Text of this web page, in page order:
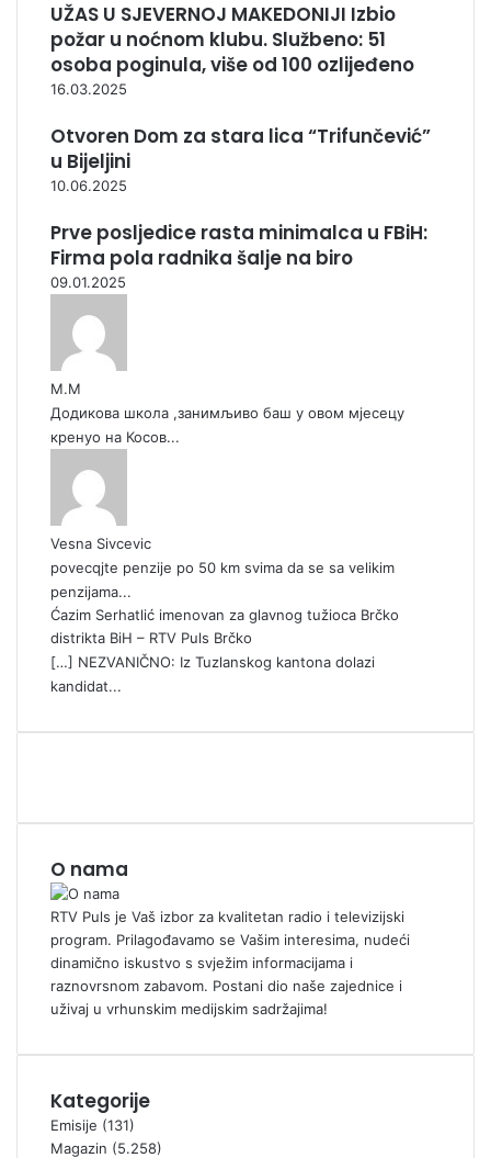
UŽAS U SJEVERNOJ MAKEDONIJI Izbio
požar u noćnom klubu. Službeno: 51
osoba poginula, više od 100 ozlijeđeno
16.03.2025
Otvoren Dom za stara lica “Trifunčević”
u Bijeljini
10.06.2025
Prve posljedice rasta minimalca u FBiH:
Firma pola radnika šalje na biro
09.01.2025
М.М
Додикова школа ,занимљиво баш у овом мјесецу
кренуо на Косов...
Vesna Sivcevic
povecqjte penzije po 50 km svima da se sa velikim
penzijama...
Ćazim Serhatlić imenovan za glavnog tužioca Brčko
distrikta BiH – RTV Puls Brčko
[…] NEZVANIČNO: Iz Tuzlanskog kantona dolazi
kandidat...
O nama
RTV Puls je Vaš izbor za kvalitetan radio i televizijski
program. Prilagođavamo se Vašim interesima, nudeći
dinamično iskustvo s svježim informacijama i
raznovrsnom zabavom. Postani dio naše zajednice i
uživaj u vrhunskim medijskim sadržajima!
Kategorije
Emisije (131)
Magazin (5.258)